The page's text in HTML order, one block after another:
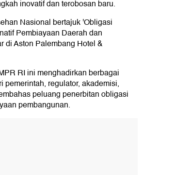
inovatif dan terobosan baru.
Nasional bertajuk 'Obligasi
Pembiayaan Daerah dan
di Aston Palembang Hotel &
RI ini menghadirkan berbagai
regulator, akademisi,
peluang penerbitan obligasi
pembangunan.